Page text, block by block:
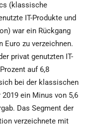
(klassische
IT-Produkte und
war ein Rückgang
Euro zu verzeichnen.
privat genutzten IT-
auf 6,8
bei der klassischen
ein Minus von 5,6
Das Segment der
verzeichnete mit